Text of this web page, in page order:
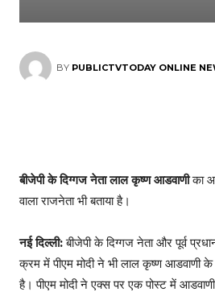
BY PUBLICTVTODAY ONLINE
बीजेपी के दिग्गज नेता लाल कृष्ण आडवाणीका
वाला राजनेता भी बताया है।
नई दिल्ली:बीजेपी के दिग्गज नेता और पूर्व
क्रम में पीएम मोदी ने भी लाल कृष्ण आडवाणी के
है। पीएम मोदी ने एक्स पर एक पोस्ट में आडवाणी